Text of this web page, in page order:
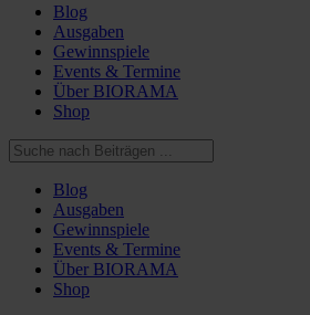
Blog
Ausgaben
Gewinnspiele
Events & Termine
Über BIORAMA
Shop
Blog
Ausgaben
Gewinnspiele
Events & Termine
Über BIORAMA
Shop